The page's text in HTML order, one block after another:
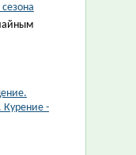
Курение -